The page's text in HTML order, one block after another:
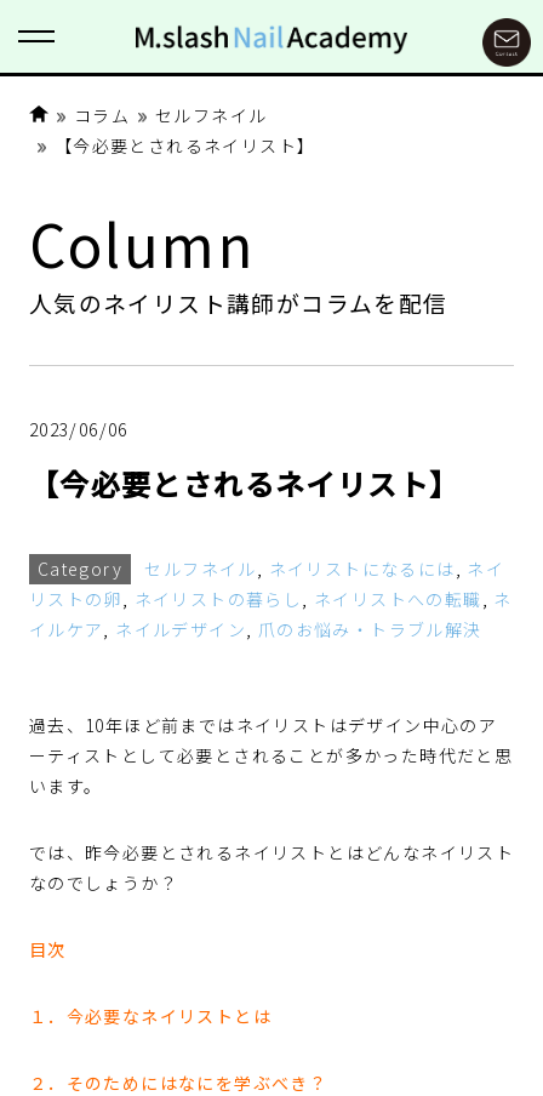
コラム
セルフネイル
【今必要とされるネイリスト】
Column
人気のネイリスト講師がコラムを配信
2023/06/06
【今必要とされるネイリスト】
Category セルフネイル, ネイリストになるには, ネイ
リストの卵, ネイリストの暮らし , ネイリストへの転職, ネ
イルケア, ネイルデザイン, 爪のお悩み・トラブル解決
過去、10年ほど前まではネイリストはデザイン中心のア
ーティストとして必要とされることが多かった時代だと思
います。
では、昨今必要とされるネイリストとはどんなネイリスト
なのでしょうか？
目次
１．今必要なネイリストとは
２．そのためにはなにを学ぶべき？